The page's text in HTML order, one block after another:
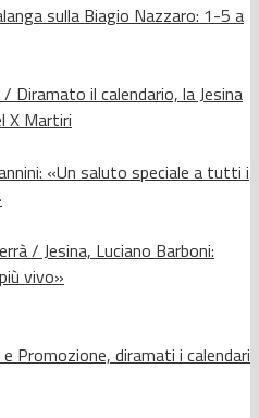
sulla Biagio Nazzaro: 1-5 a
Diramato il calendario, la Jesina
X Martiri
«Un saluto speciale a tutti i
/ Jesina, Luciano Barboni:
vivo»
Promozione, diramati i calendari